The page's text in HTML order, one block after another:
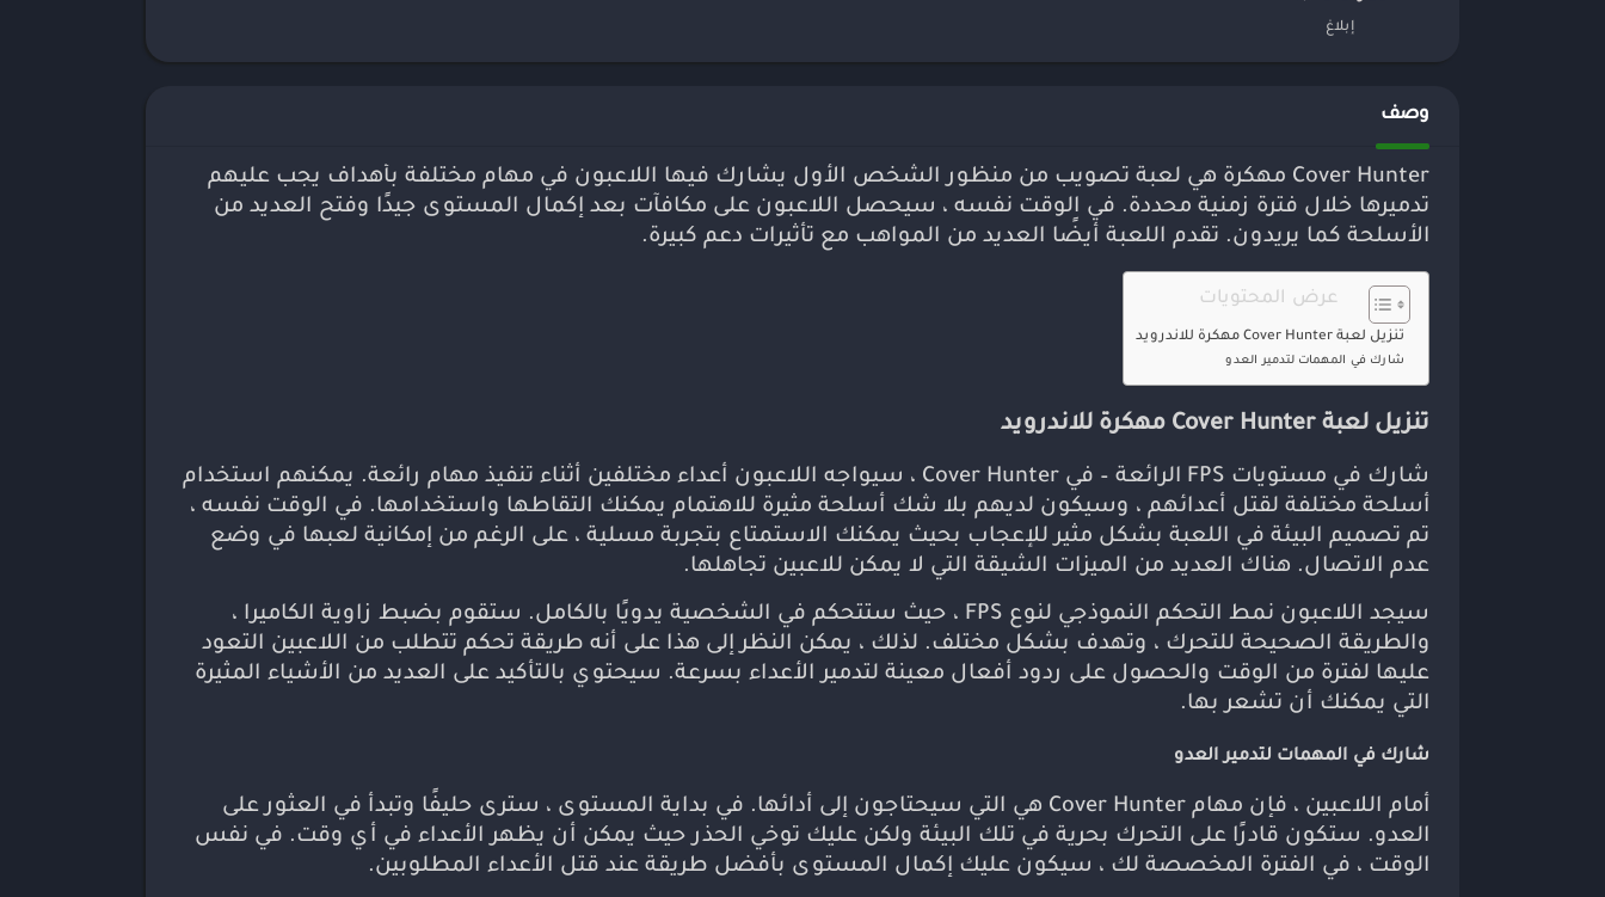
إبلاغ
وصف
Cover Hunter مهكرة هي لعبة تصويب من منظور الشخص الأول يشارك فيها اللاعبون في مهام مختلفة بأهداف يجب عليهم
تدميرها خلال فترة زمنية محددة. في الوقت نفسه ، سيحصل اللاعبون على مكافآت بعد إكمال المستوى جيدًا وفتح العديد من
الأسلحة كما يريدون. تقدم اللعبة أيضًا العديد من المواهب مع تأثيرات دعم كبيرة.
عرض المحتويات
تنزيل لعبة Cover Hunter مهكرة للاندرويد
شارك في المهمات لتدمير العدو
تنزيل لعبة Cover Hunter مهكرة للاندرويد
شارك في مستويات FPS الرائعة – في Cover Hunter ، سيواجه اللاعبون أعداء مختلفين أثناء تنفيذ مهام رائعة. يمكنهم استخدام
أسلحة مختلفة لقتل أعدائهم ، وسيكون لديهم بلا شك أسلحة مثيرة للاهتمام يمكنك التقاطها واستخدامها. في الوقت نفسه ،
تم تصميم البيئة في اللعبة بشكل مثير للإعجاب بحيث يمكنك الاستمتاع بتجربة مسلية ، على الرغم من إمكانية لعبها في وضع
عدم الاتصال. هناك العديد من الميزات الشيقة التي لا يمكن للاعبين تجاهلها.
سيجد اللاعبون نمط التحكم النموذجي لنوع FPS ، حيث ستتحكم في الشخصية يدويًا بالكامل. ستقوم بضبط زاوية الكاميرا ،
والطريقة الصحيحة للتحرك ، وتهدف بشكل مختلف. لذلك ، يمكن النظر إلى هذا على أنه طريقة تحكم تتطلب من اللاعبين التعود
عليها لفترة من الوقت والحصول على ردود أفعال معينة لتدمير الأعداء بسرعة. سيحتوي بالتأكيد على العديد من الأشياء المثيرة
التي يمكنك أن تشعر بها.
شارك في المهمات لتدمير العدو
أمام اللاعبين ، فإن مهام Cover Hunter هي التي سيحتاجون إلى أدائها. في بداية المستوى ، سترى حليفًا وتبدأ في العثور على
العدو. ستكون قادرًا على التحرك بحرية في تلك البيئة ولكن عليك توخي الحذر حيث يمكن أن يظهر الأعداء في أي وقت. في نفس
الوقت ، في الفترة المخصصة لك ، سيكون عليك إكمال المستوى بأفضل طريقة عند قتل الأعداء المطلوبين.